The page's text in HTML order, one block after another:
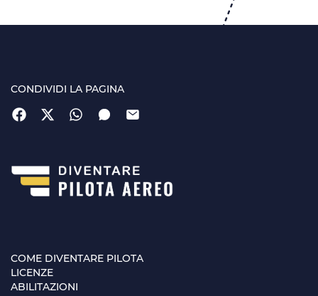
CONDIVIDI LA PAGINA
COME DIVENTARE PILOTA
LICENZE
ABILITAZIONI